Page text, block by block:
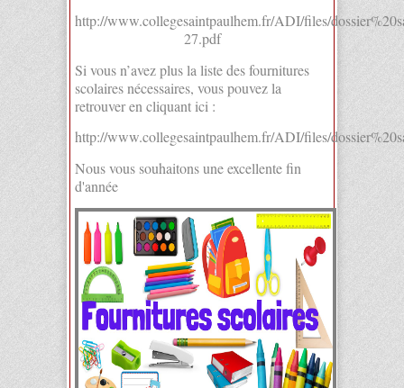
http://www.collegesaintpaulhem.fr/ADI/files/
27.pdf
Si vous n’avez plus la liste des fournitures
scolaires nécessaires, vous pouvez la
retrouver en cliquant ici :
http://www.collegesaintpaulhem.fr/ADI/files/
Nous vous souhaitons une excellente fin
d'année